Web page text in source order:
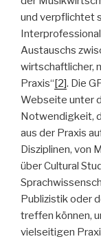
und verpflichtet
Austauschs
wirtschaftlicher,
Praxis“[2]. Die
Webseite unter
Notwendigkeit,
aus der Praxis
Disziplinen, von
über Cultural
Publizistik oder
treffen können,
vielseitigen